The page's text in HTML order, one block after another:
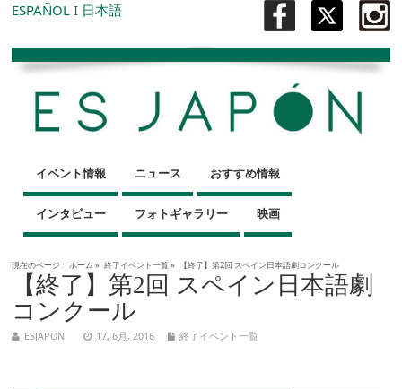
ESPAÑOL I 日本語
イベント情報 ニュース おすすめ情報
インタビュー フォトギャラリー 映画
現在のページ : ホーム » 終了イベント一覧» 【終了】第2回 スペイン日本語劇コンクール
【終了】第2回 スペイン日本語劇
コンクール
ESJAPON 17, 6月, 2016 終了イベント一覧